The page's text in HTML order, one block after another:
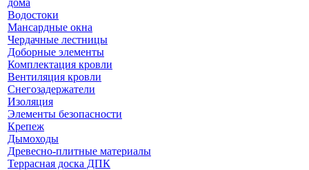
дома
Водостоки
Мансардные окна
Чердачные лестницы
Доборные элементы
Комплектация кровли
Вентиляция кровли
Снегозадержатели
Изоляция
Элементы безопасности
Крепеж
Дымоходы
Древесно-плитные материалы
Террасная доска ДПК